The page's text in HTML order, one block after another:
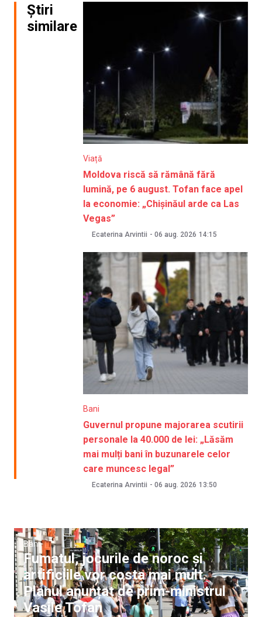
Știri
similare
Viață
Moldova riscă să rămână fără
lumină, pe 6 august. Tofan face apel
la economie: „Chișinăul arde ca Las
Vegas”
Ecaterina Arvintii - 06 aug. 2026 14:15
Bani
Guvernul propune majorarea scutirii
personale la 40.000 de lei: „Lăsăm
mai mulți bani în buzunarele celor
care muncesc legal”
Ecaterina Arvintii - 06 aug. 2026 13:50
Bani
Fumatul, jocurile de noroc și
artificiile vor costa mai mult.
Planul anunțat de prim-ministrul
Vasile Tofan